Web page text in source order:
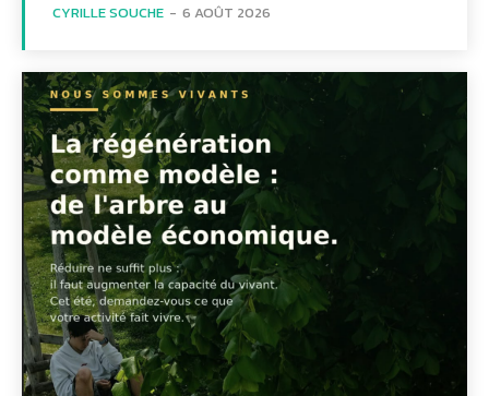
CYRILLE SOUCHE - 6 AOÛT 2026